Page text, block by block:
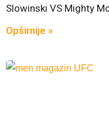
Slowinski VS Mighty
Opširnije »